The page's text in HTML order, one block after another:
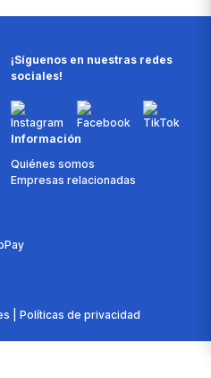
¡Síguenos en nuestras redes
sociales!
Información
Quiénes somos
Empresas relacionadas
| Políticas de privacidad